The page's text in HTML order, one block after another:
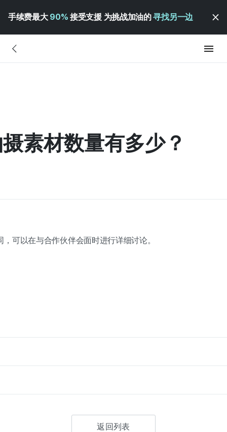
手续费最大 90% 接受支援 为挑战加油的寻找另一边
素材数量有多少？
可以在与合作伙伴会面时进行详细讨论。
返回列表